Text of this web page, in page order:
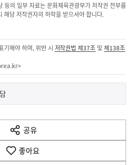
등의 일부 자료는 문화체육관광부가 저작권 전부를
해당 저작권자의 허락을 받으셔야 합니다.
기해야 하며, 위반 시 저작권법 제37조 및제138조
>
공유
열
기
좋아요